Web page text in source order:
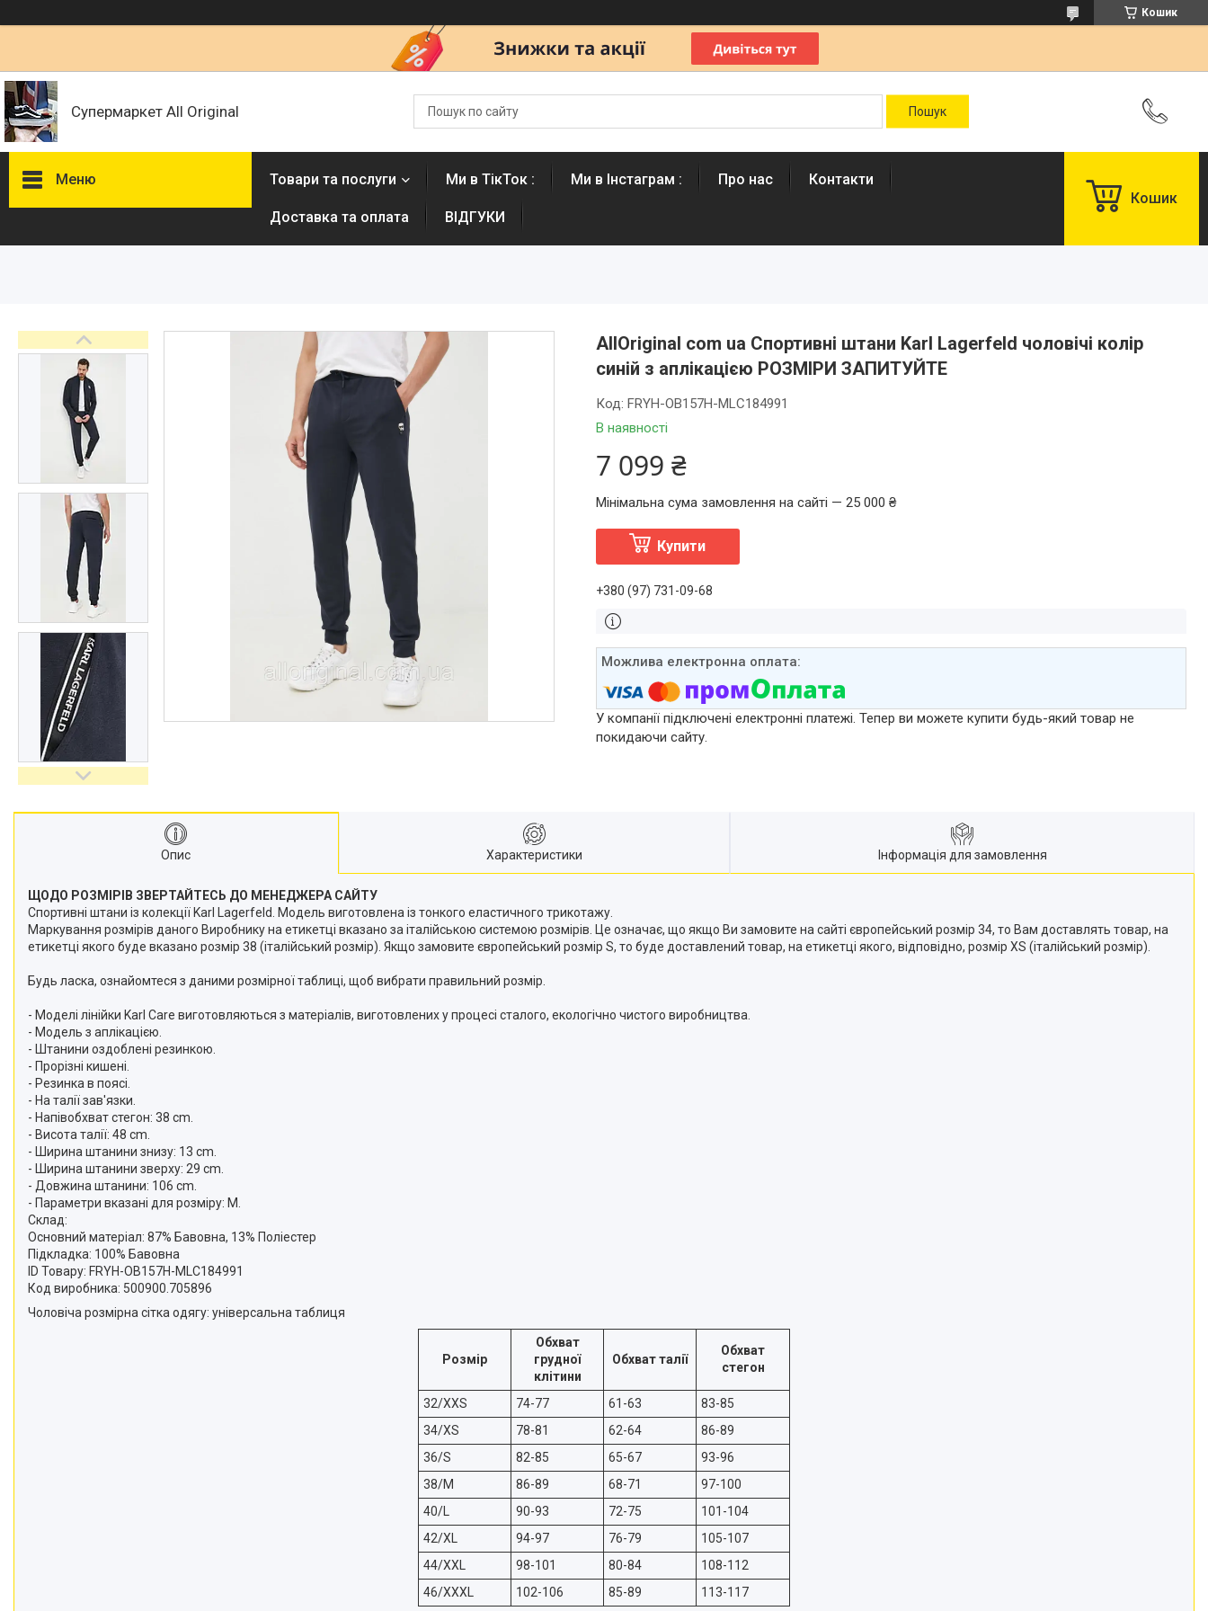
Кошик
Супермаркет All Original
Меню Товари та послуги Ми в ТікТок : Ми в Інстаграм : Про нас Контакти
Доставка та оплата ВІДГУКИ
Кошик
AllOriginal com ua Спортивні штани Karl Lagerfeld чоловічі колір
синій з аплікацією РОЗМІРИ ЗАПИТУЙТЕ
В наявності
Код: FRYH-OB157H-MLC184991
7 099 ₴
Мінімальна сума замовлення на сайті — 25 000 ₴
Купити
+380 (97) 731-09-68
У компанії підключені електронні платежі. Тепер ви можете купити будь-який товар не
покидаючи сайту.
Опис Характеристики Інформація для замовлення
ЩОДО РОЗМІРІВ ЗВЕРТАЙТЕСЬ ДО МЕНЕДЖЕРА САЙТУ
Спортивні штани із колекції Karl Lagerfeld. Модель виготовлена із тонкого еластичного трикотажу.
Маркування розмірів даного Виробнику на етикетці вказано за італійською системою розмірів. Це означає, що якщо Ви замовите на сайті європейський розмір 34, то Вам доставлять товар, на
етикетці якого буде вказано розмір 38 (італійський розмір). Якщо замовите європейський розмір S, то буде доставлений товар, на етикетці якого, відповідно, розмір XS (італійський розмір).
Будь ласка, ознайомтеся з даними розмірної таблиці, щоб вибрати правильний розмір.
- Моделі лінійки Karl Care виготовляються з матеріалів, виготовлених у процесі сталого, екологічно чистого виробництва.
- Модель з аплікацією.
- Штанини оздоблені резинкою.
- Прорізні кишені.
- Резинка в поясі.
- На талії зав'язки.
- Напівобхват стегон: 38 cm.
- Висота талії: 48 cm.
- Ширина штанини знизу: 13 cm.
- Ширина штанини зверху: 29 cm.
- Довжина штанини: 106 cm.
- Параметри вказані для розміру: M.
Склад:
Основний матеріал: 87% Бавовна, 13% Поліестер
Підкладка: 100% Бавовна
ID Товару: FRYH-OB157H-MLC184991
Код виробника: 500900.705896
Чоловіча розмірна сітка одягу: універсальна таблиця
Розмір
Обхват
грудної
клітини
Обхват талії
Обхват
стегон
32/XXS 74-77 61-63
83-85
34/XS
78-81 62-64
86-89
36/S
82-85 65-67
93-96
38/M
86-89 68-71
97-100
40/L
90-93 72-75
101-104
42/XL
94-97 76-79
105-107
44/XXL
98-101 80-84
108-112
46/XXXL
102-106 85-89 113-117